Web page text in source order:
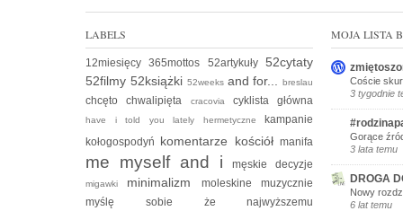
LABELS
12miesięcy365mottos 52artykuły52cytaty
52filmy 52książki 52weeks and for...breslau
chcętochwalipięta cracoviacyklistagłówna
have i told you lately hermetyczne kampanie
kołogospodyń komentarze kościółmanifa
me myself and imęskie decyzje
migawki minimalizm moleskinemuzycznie
myślę sobie żenajwyższemu
MOJA LISTA
Coście
3 tygodnie
Gorące
3 lata temu
DROGA
Nowy
6 lat temu